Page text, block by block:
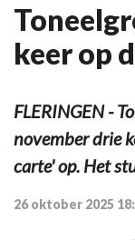
keer op
FLERINGEN -
november drie
carte' op. Het
26 oktober 2025